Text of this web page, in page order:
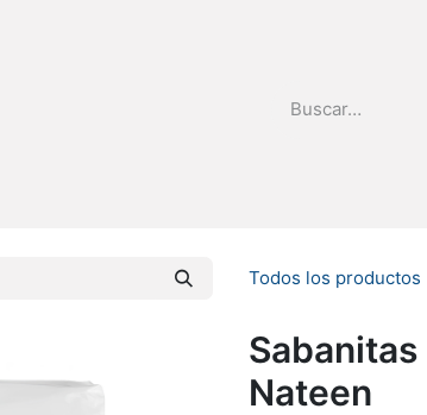
Todos los productos
Nateen